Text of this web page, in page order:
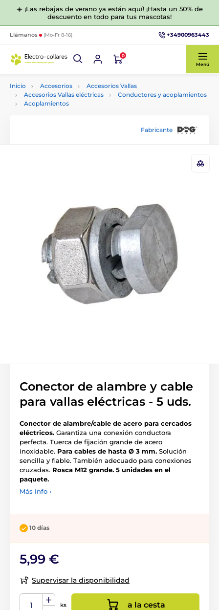
☀️ ¡Las rebajas de verano ya están aquí! ¡Hasta un 50% de
descuento en todo para tus mascotas!
Llámanos (Mo-Fr 8-16) +34900963443
0
Menú
Inicio Accesorios
Accesorios Vallas
Accesorios Vallas eléctricas
Conductores y acoplamientos
Acoplamientos
Fabricante
Conector de alambre y cable
para vallas eléctricas - 5 uds.
Conector de alambre/cable de acero para cercados
eléctricos. Garantiza una conexión conductora
perfecta. Tuerca de fijación grande de acero
inoxidable. Para cables de hasta Ø 3 mm. Solución
sencilla y fiable. También adecuado para conexiones
cruzadas. Rosca M12 grande. 5 unidades en el
paquete.
Más info ›
10 días
5,99 €
Supervisar la disponibilidad
ks a la cesta